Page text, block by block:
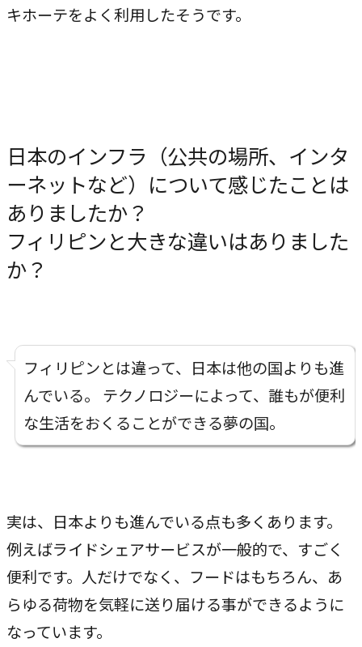
キホーテをよく利用したそうです。
日本のインフラ（公共の場所、インタ
ーネットなど）について感じたことは
ありましたか？
フィリピンと大きな違いはありました
か？
フィリピンとは違って、日本は他の国よりも進
んでいる。 テクノロジーによって、誰もが便利
な生活をおくることができる夢の国。
実は、日本よりも進んでいる点も多くあります。
例えばライドシェアサービスが一般的で、すごく
便利です。人だけでなく、フードはもちろん、あ
らゆる荷物を気軽に送り届ける事ができるように
なっています。